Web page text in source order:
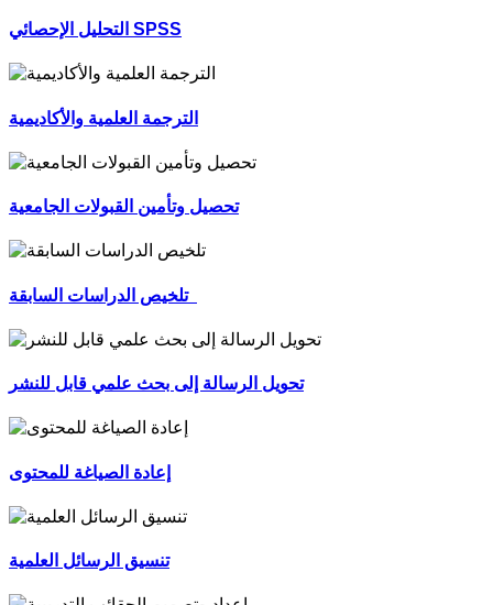
التحليل الإحصائي SPSS
الترجمة العلمية والأكاديمية
تحصيل وتأمين القبولات الجامعية
تلخيص الدراسات السابقة
تحويل الرسالة إلى بحث علمي قابل للنشر
إعادة الصياغة للمحتوى
تنسيق الرسائل العلمية